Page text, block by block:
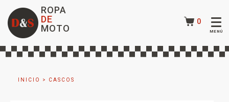
ROPA
DE
MOTO
0
INICIO > CASCOS